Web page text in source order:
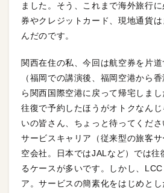
ました。そう、これまで海外旅行
券やクレジットカード、現地通貨
んだのです。
関西在住の私、今回は航空券を片
（福岡での講演後、福岡空港から
ら関西国際空港に戻って帰宅しま
往復で予約したほうがオトクなん
いの皆さん、ちょっと待ってくだ
サービスキャリア（従来型の旅客
空会社。日本ではJALなど）では往
るケースが多いです。しかし、
ア。サービスの簡素化をはじめと